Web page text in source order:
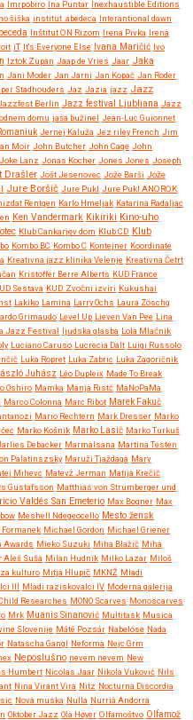
Imrpobiro Ina Puntar Inexhaustible Editions
šiška institut .abedeca Interantional dawn
Inštitut ON Rizom Irena Pivka Irena
iT It's Everyone Else Ivana Maričić Ivo
Iztok Zupan Jaap de Vries Jaar Jaka
Jani Moder Jan Jarni Jan Kopač Jan Roder
Stadhouders Jaz Jazia jazz Jazz
Berlin Jazz festival Ljubljana Jazz
domu jaša bužinel Jean-Luc Guionnet
Jernej Kaluža Jez riley French Jim
Moir John Butcher John Cage John
Joke Lanz Jonas Kocher Jones Jones Joseph
Drašler Jošt Jesenovec Jože Barši Jože
Jure Boršič Jure Pukl Jure Pukl ANOROK
Rentgen Karlo Hmeljak Katarina Radaljac
Ken Vandermark Kikiriki Kino-uho
Klub Cankarjev dom Klub CD Klub
Kombo BC Kombo C Kontejner Koordinate
Kreativna jazz klinika Velenje Kreativna Četrt
Kristoffer Berre Alberts KUD France
Sestava KUD Zvočni izviri Kukushai
Lakiko Lamina Larry Ochs Laura Zöschg
Grimaudo Level Up Lieven Van Pee Lina
Jazz Festival ljudska glasba Lola Mlačnik
Luciano Caruso Lucrecia Dalt Luigi Russolo
Luka Ropret Luka Zabric Luka Zagoričnik
László Juhász Léo Dupleix Made To Break
Oshiro Mamka Manja Ristć MaNoPaMa
Marco Colonna Marc Ribot Marek Fakuč
Mario Rechtern Mark Dresser Marko
Marko Košnik Marko Lasič Marko Turkuš
Debacker Marmalsana Martina Testen
Palatinszsky Maruži Tjaždaga Mary
Mihevc Matevž Jerman Matija Krečič
Gustafsson Matthias von Strumberger und
Valdés San Emeterio Max Bogner Max
Meshell Ndegeocello Mesto žensk
Michael Gordon Michael Griener
Awards Mieko Suzuki Miha Blažič Miha
Aleš Suša Milan Hudnik Milko Lazar Miloš
kulturo Mitja Hlupič MKNŽ Mladi
III Mladi raziskovalci IV Moderna galerija
Researches MONO Scarves Monoscarves
Mrk Muanis Sinanović Multitask Musica
Slovenije Máté Pozsár Nabelóse Nada
Natascha Gangl Neforma Nejc Grm
Neposlušno nevem nevem New
Humbert Nicolas Jaar Nikola Vuković Nils
Nina Virant Vira Nitz Nocturna Discordia
Nova muska Nulla Nurriá Andorra
Oktober Jazz Ola Høyer Olfamoštvo Olfamož